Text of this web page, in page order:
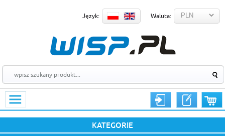
Język: Waluta:
KATEGORIE